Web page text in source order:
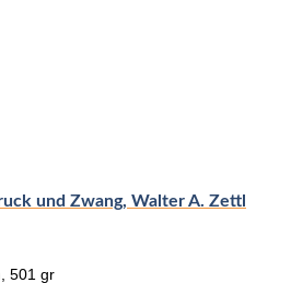
und Zwang, Walter A. Zettl
501 gr